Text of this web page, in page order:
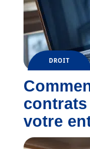
DROIT
votre